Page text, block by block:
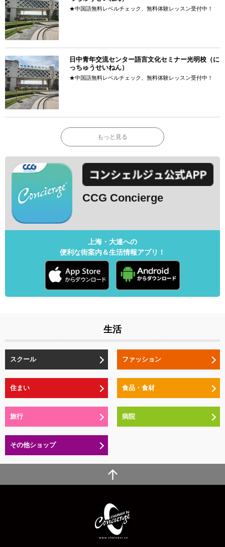
★中国語無料レベルチェック、無料体験レッスン受付中！
日中青年交流センター語言文化セミナー光明校（に
っちゅうせいねん）
★中国語無料レベルチェック、無料体験レッスン受付中！
もっと見る
CCG Concierge
上海・大連への
便利な街案内＆生活情報アプリ！
生活
スクール ファッション
住まい 食品・食材
旅行 病院
その他ショップ